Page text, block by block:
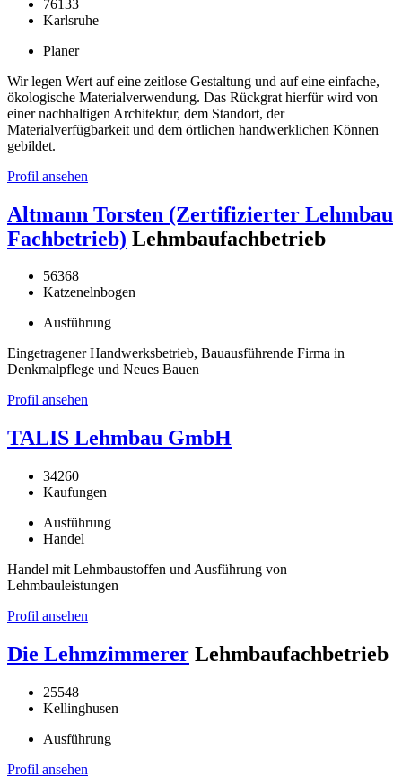
76133
Karlsruhe
Planer
Wir legen Wert auf eine zeitlose Gestaltung und auf eine einfache,
ökologische Materialverwendung. Das Rückgrat hierfür wird von
einer nachhaltigen Architektur, dem Standort, der
Materialverfügbarkeit und dem örtlichen handwerklichen Können
gebildet.
Profil ansehen
Altmann Torsten (Zertifizierter Lehmbau
Fachbetrieb) Lehmbaufachbetrieb
56368
Katzenelnbogen
Ausführung
Eingetragener Handwerksbetrieb, Bauausführende Firma in
Denkmalpflege und Neues Bauen
Profil ansehen
TALIS Lehmbau GmbH
34260
Kaufungen
Ausführung
Handel
Handel mit Lehmbaustoffen und Ausführung von
Lehmbauleistungen
Profil ansehen
Die Lehmzimmerer Lehmbaufachbetrieb
25548
Kellinghusen
Ausführung
Profil ansehen